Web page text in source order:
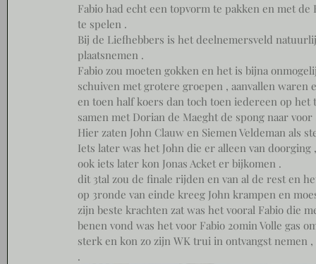
Fabio had echt een topvorm te pakken en met
te spelen .
Bij de Liefhebbers is het deelnemersveld
plaatsnemen .
Fabio zou moeten gokken en het is bijna
schuiven met grotere groepen , aanvallen
en toen half koers dan toch toen iedereen op
samen met Dorian de Maeght de spong naar
Hier zaten John Clauw en Siemen Veldeman als
Iets later was het John die er alleen van
ook iets later kon Jonas Acket er bijkomen .
dit 3tal zou de finale rijden en van al de rest en
op 3ronde van einde kreeg John krampen en
zijn beste krachten zat was het vooral Fabio die
benen vond was het voor Fabio 20min Volle gas
sterk en kon zo zijn WK trui in ontvangst nemen
.